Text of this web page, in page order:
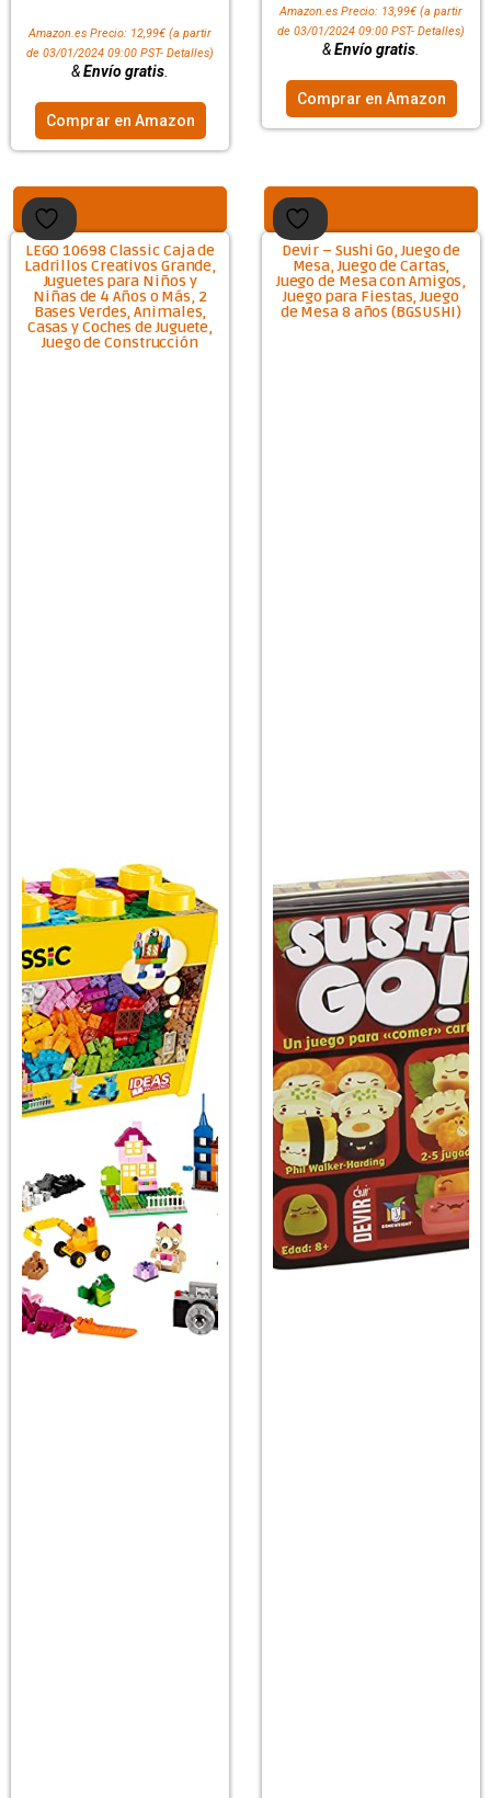
Amazon.es Precio: 12,99€ (a partir
de 03/01/2024 09:00 PST- Detalles)
&Envío gratis
Comprar en Amazon
Amazon.es Precio: 13,99€ (a partir
de 03/01/2024 09:00 PST- Detalles)
&Envío gratis
Comprar en Amazon
LEGO 10698 Classic Caja de
Ladrillos Creativos Grande,
Juguetes para Niños y
Niñas de 4 Años o Más, 2
Bases Verdes, Animales,
Casas y Coches de Juguete,
Juego de Construcción
Devir – Sushi Go, Juego de
Mesa, Juego de Cartas,
Juego de Mesa con Amigos,
Juego para Fiestas, Juego
de Mesa 8 años (BGSUSHI)